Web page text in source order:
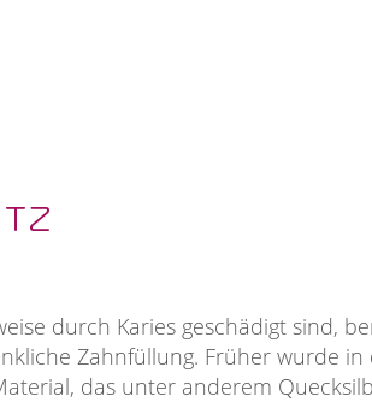
durch Karies geschädigt sind,
Zahnfüllung. Früher wurde
das unter anderem